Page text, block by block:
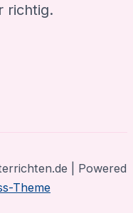
richtig.
| Powered
Theme